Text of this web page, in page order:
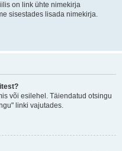
on link ühte nimekirja
sisestades lisada nimekirja.
või esilehel. Täiendatud otsingu
linki vajutades.